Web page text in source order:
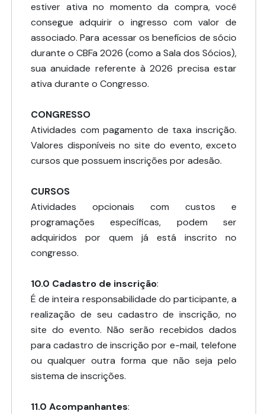
estiver ativa no momento da compra, você
consegue adquirir o ingresso com valor de
associado. Para acessar os benefícios de sócio
durante o CBFa 2026 (como a Sala dos Sócios),
sua anuidade referente à 2026 precisa estar
ativa durante o Congresso.
CONGRESSO
Atividades com pagamento de taxa inscrição.
Valores disponíveis no site do evento, exceto
cursos que possuem inscrições por adesão.
CURSOS
Atividades opcionais com custos e
programações específicas, podem ser
adquiridos por quem já está inscrito no
congresso.
10.0 Cadastro de inscrição:
É de inteira responsabilidade do participante, a
realização de seu cadastro de inscrição, no
site do evento. Não serão recebidos dados
para cadastro de inscrição por e-mail, telefone
ou qualquer outra forma que não seja pelo
sistema de inscrições.
11.0 Acompanhantes: